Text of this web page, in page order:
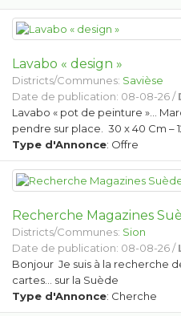
Lavabo « design »
Districts/Communes: Savièse
Date de publication: 08-08-26 /
Lavabo « pot de peinture »…
pendre sur place. 30 x 40 Cm –
Type d'Annonce: Offre
Recherche Magazines
Districts/Communes: Sion
Date de publication: 08-08-26 /
Bonjour Je suis à la recherche
cartes… sur la Suède
Type d'Annonce: Cherche